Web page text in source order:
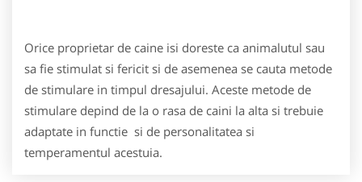
Orice proprietar de caine isi doreste ca animalutul sau
sa fie stimulat si fericit si de asemenea se cauta metode
de stimulare in timpul dresajului. Aceste metode de
stimulare depind de la o rasa de caini la alta si trebuie
adaptate in functie si de personalitatea si
temperamentul acestuia.